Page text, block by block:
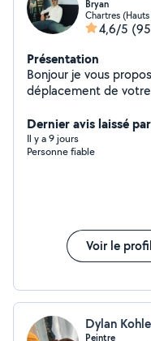
Bryan
Chartres
4,6/5
Présentation
Bonjour je vous
déplacement de votre
autre - débarras de cave ou garage - montage de
meubles - enlèvement déchets
venir seul ou accompagné d'un
Dernier avis laissé
Il y a 9 jours
Personne fiable
Voir le profil
Dylan
Peintre